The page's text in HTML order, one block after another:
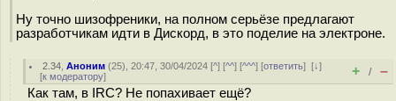
Ну точно шизофреники, на полном серьёзе предлагают
разработчикам идти в Дискорд, в это поделие на электроне.
2.34 ,Аноним (25), 20:47, 30/04/2024 [^] [^^] [^^^] [ответить][↓]
[к модератору] + / –
Как там, в IRC? Не попахивает ещё?